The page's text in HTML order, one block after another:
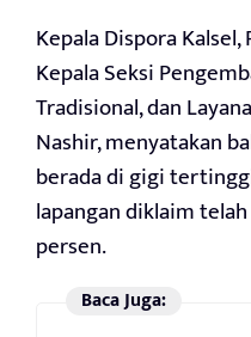
Kepala Dispora
Kepala Seksi
Tradisional, dan
Nashir, menyatakan
berada di gigi
lapangan diklaim
persen.
Baca Juga: